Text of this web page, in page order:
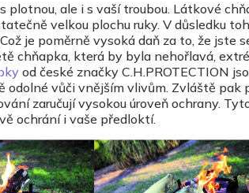
plotnou, ale i s vaší troubou. Látkové
velkou plochu ruky. V důsledku
je poměrně vysoká daň za to, že jste
chňapka, která by byla nehořlavá,
od české značky C.H.PROTECTION
odolné vůči vnějším vlivům. Zvláště pak
zaručují vysokou úroveň ochrany.
ochrání i vaše předloktí.